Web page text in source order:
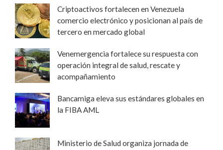
Criptoactivos fortalecen en Venezuela
comercio electrónico y posicionan al país de
tercero en mercado global
Venemergencia fortalece su respuesta con
operación integral de salud, rescate y
acompañamiento
Bancamiga eleva sus estándares globales en
la FIBA AML
Ministerio de Salud organiza jornada de